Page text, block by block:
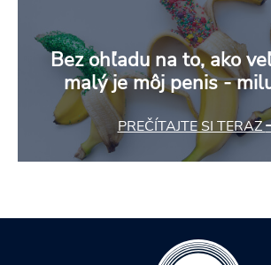
Bez ohľadu na to, ako
malý je môj penis -
PREČÍTAJTE SI TERAZ